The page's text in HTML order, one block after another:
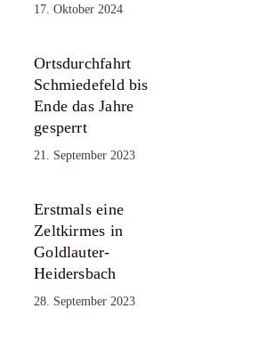
17. Oktober 2024
Ortsdurchfahrt
Schmiedefeld bis
Ende das Jahre
gesperrt
21. September 2023
Erstmals eine
Zeltkirmes in
Goldlauter-
Heidersbach
28. September 2023